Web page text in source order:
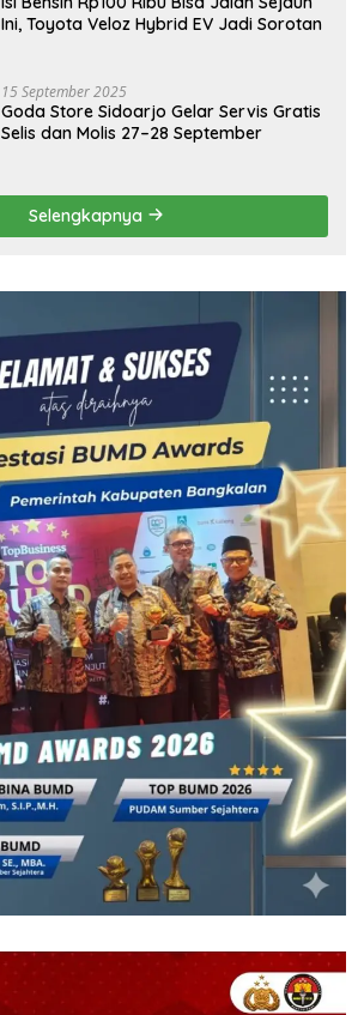
Ini, Toyota Veloz Hybrid EV Jadi Sorotan
15 September 2025
Goda Store Sidoarjo Gelar Servis Gratis
Selis dan Molis 27–28 September
Selengkapnya